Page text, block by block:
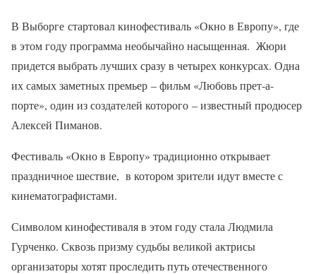
В Выборге стартовал кинофестиваль «Окно в Европу», где
в этом году программа необычайно насыщенная. Жюри
придется выбрать лучших сразу в четырех конкурсах. Одна
их самых заметных премьер – фильм «Любовь прет-а-
порте», один из создателей которого – известный продюсер
Алексей Пиманов.
Фестиваль «Окно в Европу» традиционно открывает
праздничное шествие, в котором зрители идут вместе с
кинематографистами.
Символом кинофестиваля в этом году стала Людмила
Гурченко. Сквозь призму судьбы великой актрисы
организаторы хотят проследить путь отечественного